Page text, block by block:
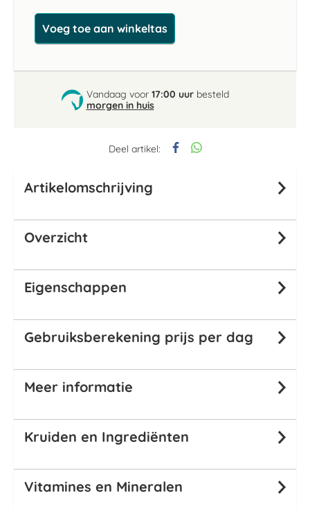
Deel artikel:
Voeg toe aan winkeltas
Vandaag voor 17:00 uurbesteld
morgen in huis
Artikelomschrijving
Overzicht
Eigenschappen
Gebruiksberekening prijs per dag
Meer informatie
Kruiden en Ingrediënten
Vitamines en Mineralen